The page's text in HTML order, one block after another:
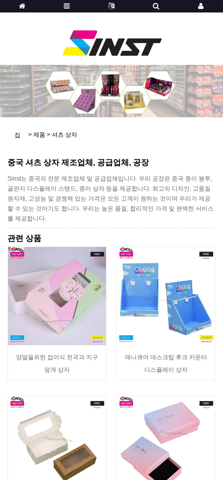
집 > 제품 > 셔츠 상자
중국 셔츠 상자 제조업체, 공급업체, 공장
Sinst는 중국의 전문 제조업체 및 공급업체입니다. 우리 공장은 중국 종이 봉투,
골판지 디스플레이 스탠드, 종이 상자 등을 제공합니다. 최고의 디자인, 고품질
원자재, 고성능 및 경쟁력 있는 가격은 모든 고객이 원하는 것이며 우리가 제공
할 수 있는 것이기도 합니다. 우리는 높은 품질, 합리적인 가격 및 완벽한 서비스
를 제공합니다.
관련 상품
양말을위한 접이식 천국과 지구
덮개 상자
매니큐어 데스크탑 후크 카운터
디스플레이 상자